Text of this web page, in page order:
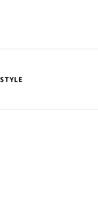
STYLE